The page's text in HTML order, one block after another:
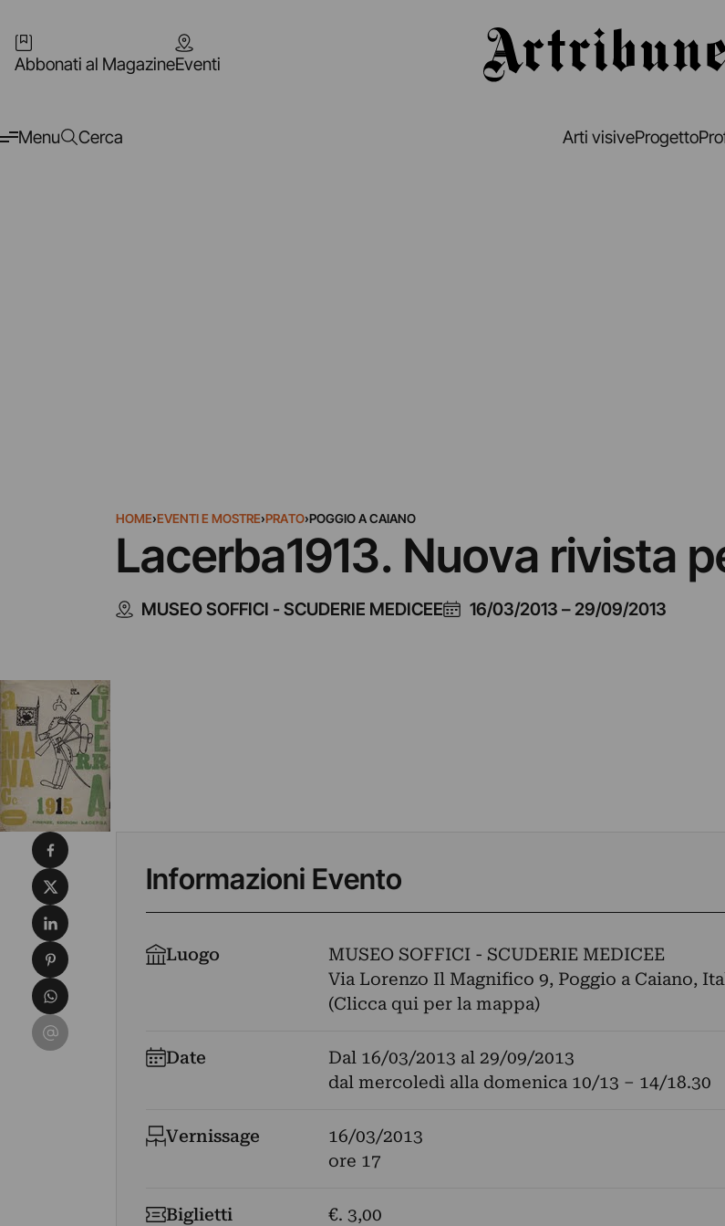
Abbonati al MagazineEventi
Menu Cerca Arti visiveProgetto
HOME›EVENTI E MOSTRE›PRATO›POGGIO A CAIANO
Lacerba1913. Nuova rivista
MUSEO SOFFICI - SCUDERIE MEDICEE 16/03/2013 – 29/09/2013
Informazioni Evento
Luogo
MUSEO SOFFICI - SCUDERIE MEDICEE
Via Lorenzo Il Magnifico 9, Poggio a Caiano,
(Clicca qui per la mappa)
Date Dal 16/03/2013 al 29/09/2013
dal mercoledì alla domenica 10/13 – 14/18.30
Vernissage
16/03/2013
ore 17
Biglietti €. 3,00
Condividi su Facebook
Condividi su X
Condividi su LinkedIn
Condividi su Pinterest
Condividi su WhatsApp
Condividi su Email